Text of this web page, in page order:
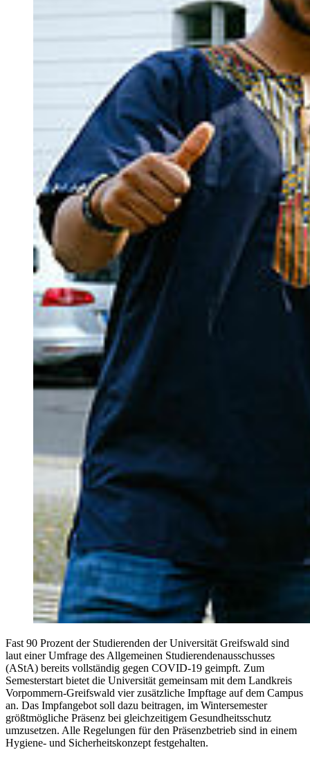
Fast 90 Prozent der Studierenden der Universität Greifswald sind
laut einer Umfrage des Allgemeinen Studierendenausschusses
(AStA) bereits vollständig gegen COVID-19 geimpft. Zum
Semesterstart bietet die Universität gemeinsam mit dem Landkreis
Vorpommern-Greifswald vier zusätzliche Impftage auf dem Campus
an. Das Impfangebot soll dazu beitragen, im Wintersemester
größtmögliche Präsenz bei gleichzeitigem Gesundheitsschutz
umzusetzen. Alle Regelungen für den Präsenzbetrieb sind in einem
Hygiene- und Sicherheitskonzept festgehalten.